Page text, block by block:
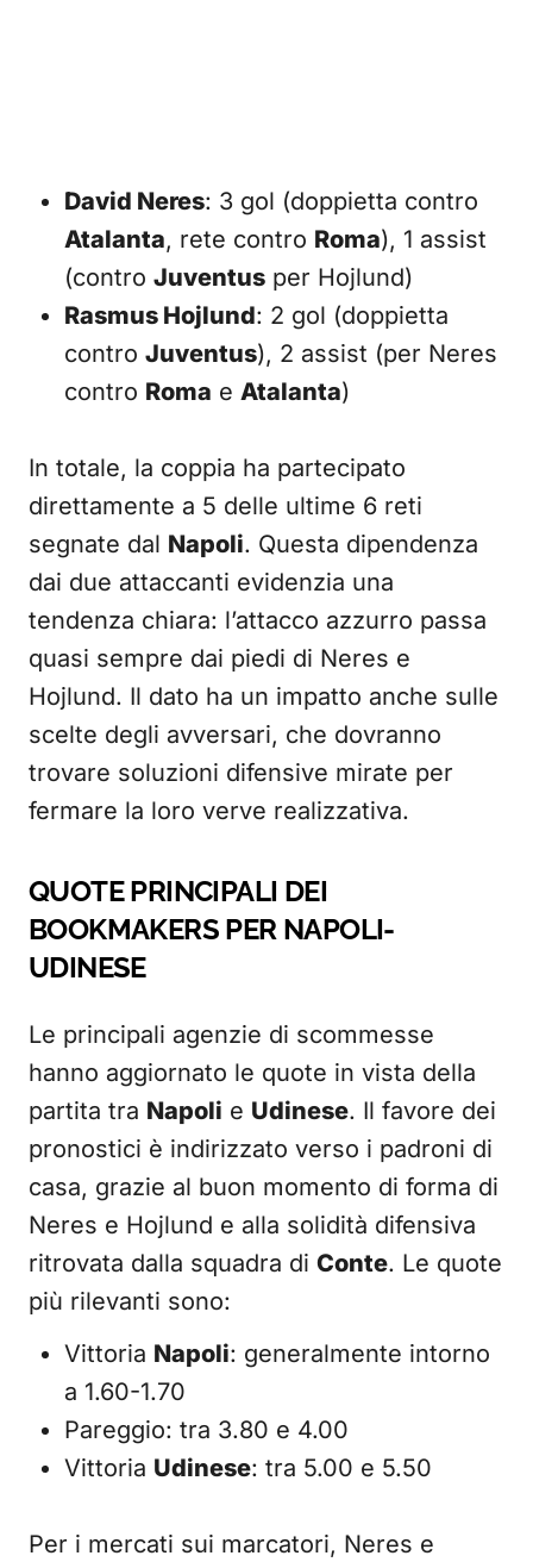
David Neres: 3 gol (doppietta contro
Atalanta, rete contro Roma), 1 assist
(contro Juventus per Hojlund)
Rasmus Hojlund: 2 gol (doppietta
contro Juventus), 2 assist (per Neres
contro Roma e Atalanta)
In totale, la coppia ha partecipato
direttamente a 5 delle ultime 6 reti
segnate dal Napoli. Questa dipendenza
dai due attaccanti evidenzia una
tendenza chiara: l’attacco azzurro passa
quasi sempre dai piedi di Neres e
Hojlund. Il dato ha un impatto anche sulle
scelte degli avversari, che dovranno
trovare soluzioni difensive mirate per
fermare la loro verve realizzativa.
QUOTE PRINCIPALI DEI
BOOKMAKERS PER NAPOLI-
UDINESE
Le principali agenzie di scommesse
hanno aggiornato le quote in vista della
partita tra Napoli e Udinese. Il favore dei
pronostici è indirizzato verso i padroni di
casa, grazie al buon momento di forma di
Neres e Hojlund e alla solidità difensiva
ritrovata dalla squadra di Conte. Le quote
più rilevanti sono:
Vittoria Napoli: generalmente intorno
a 1.60-1.70
Pareggio: tra 3.80 e 4.00
Vittoria Udinese: tra 5.00 e 5.50
Per i mercati sui marcatori, Neres e